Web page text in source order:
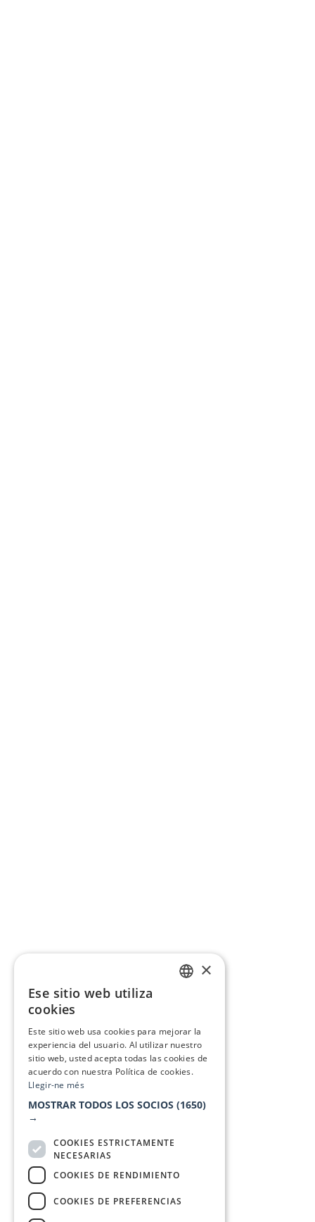
×
Ese sitio web utiliza
cookies
Este sitio web usa cookies para mejorar la
experiencia del usuario. Al utilizar nuestro
sitio web, usted acepta todas las cookies de
acuerdo con nuestra Política de cookies.
Llegir-ne més
MOSTRAR TODOS LOS SOCIOS (1650)
→
COOKIES ESTRICTAMENTE
NECESARIAS
COOKIES DE RENDIMIENTO
COOKIES DE PREFERENCIAS